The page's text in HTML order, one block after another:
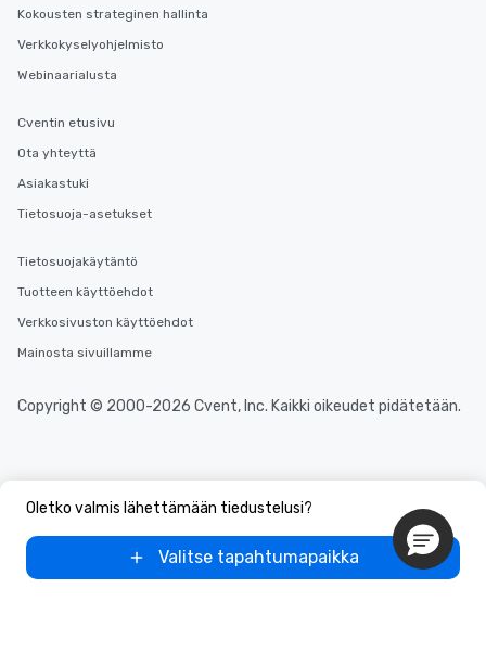
Oletko valmis lähettämään tiedustelusi?
Valitse tapahtumapaikka
Kokousten strateginen hallinta
Verkkokyselyohjelmisto
Webinaarialusta
Cventin etusivu
Ota yhteyttä
Asiakastuki
Tietosuoja-asetukset
Tietosuojakäytäntö
Tuotteen käyttöehdot
Verkkosivuston käyttöehdot
Mainosta sivuillamme
Copyright © 2000-2026 Cvent, Inc. Kaikki oikeudet pidätetään.